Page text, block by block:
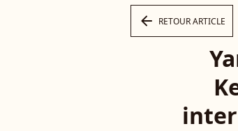
arrow_left RETOUR ARTICLE